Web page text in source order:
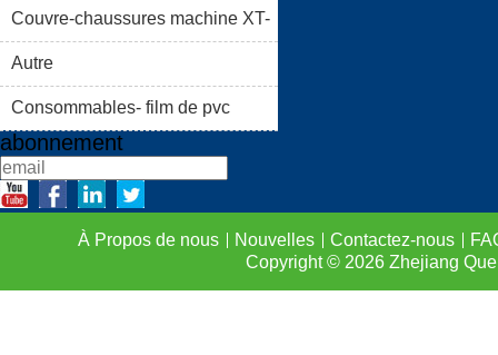
46B (i)
Couvre-chaussures machine XT-
46B (II)
Autre
Consommables- film de pvc
abonnement
À Propos de nous Nouvelles Contactez-nous
Copyright © 2026Zhejiang